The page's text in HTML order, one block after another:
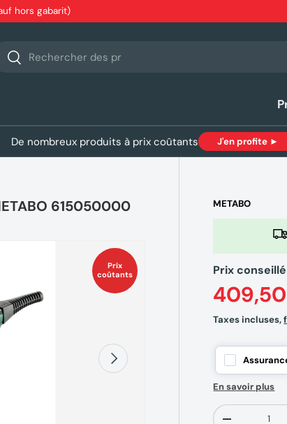
hors gabarit)
Rechercher
De nombreux produits à prix coûtants J'en profite ►
615050000
Prix
coûtants
Suivant
METABO
Prix
Taxes incluses,
En savoir plus
Qté